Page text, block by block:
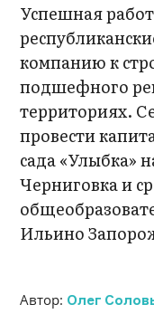
Успешная
компанию к
подшефного
территориях.
провести
сада «Улыбка»
Черниговка и
Ильино
Автор: Олег